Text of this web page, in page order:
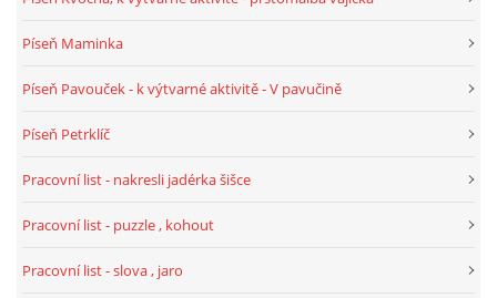
DUŠIČKY
SVATÁ KATEŘINA 25.LISTOPADU
Píseň Maminka
Píseň Pavouček - k výtvarné aktivitě - V pavučině
Píseň Petrklíč
Pracovní list - nakresli jadérka šišce
Pracovní list - puzzle , kohout
Pracovní list - slova , jaro